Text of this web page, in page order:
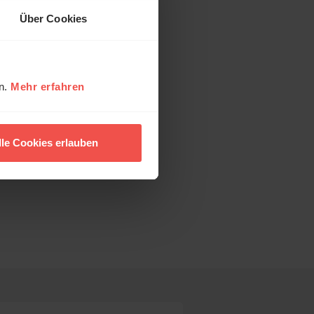
Über Cookies
Mehr erfahren
Cookies erlauben